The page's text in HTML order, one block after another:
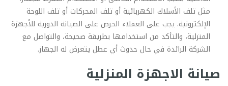
مثل تلف الأسلاك الكهربائية أو تلف المحركات أو تلف اللوحة
الإلكترونية. يجب على العملاء الحرص على الصيانة الدورية للأجهزة
المنزلية، والتأكد من استخدامها بطريقة صحيحة، والتواصل مع
الشركة الرائدة في حال حدوث أي عطل يتعرض له الجهاز.
صيانة الاجهزة المنزلية